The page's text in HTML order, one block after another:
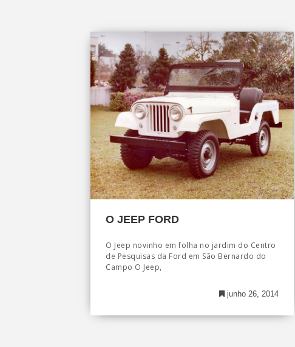
O JEEP FORD
O Jeep novinho em folha no jardim do Centro
de Pesquisas da Ford em São Bernardo do
Campo O Jeep,
junho 26, 2014